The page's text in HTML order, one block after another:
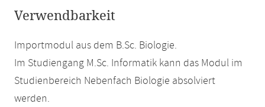
Verwendbarkeit
Importmodul aus dem B.Sc. Biologie.
Im Studiengang M.Sc. Informatik kann das Modul im
Studienbereich Nebenfach Biologie absolviert
werden.